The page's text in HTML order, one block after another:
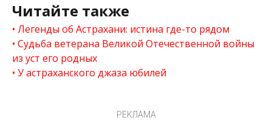
Читайте также
Легенды об Астрахани: истина где-то рядом
Судьба ветерана Великой Отечественной войны
из уст его родных
У астраханского джаза юбилей
РЕКЛАМА